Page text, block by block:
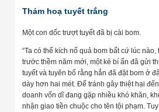
Thảm hoạ tuyết trắng
Một con dốc trượt tuyết đã bị cài bom.
“Ta có thể kích nổ quả bom bất cứ lúc nào,
trước thềm năm mới, một kẻ bí ẩn đã gửi
tuyết và tuyên bố rằng hắn đã đặt bom ở
dày hơn hai mét. Để tránh gây thiệt hại
doanh vốn dĩ đang gặp nhiều khó khăn,
nhận giao tiền chuộc cho tên tội phạm.